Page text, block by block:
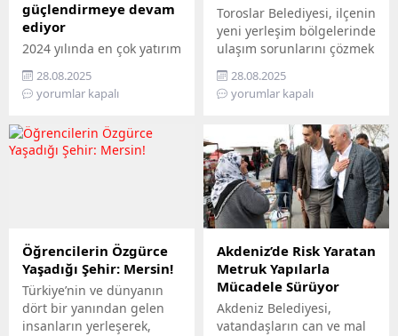
Engelli Şefliği, belli
periyotlarla ev ziyaretleri
gerçekleştiriyor....
Bilimi, hayatın her
alanında yaygınlaştırmayı
amaçlayan...
güçlendirmeye devam
ediyor
2024 yılında en çok yatırım
şirketinden biri olan
Toroslar EDAŞ, 2025 yılının
stratejik liman
kentlerinden biri
uygun biçimde yenilerken,
geleceğin artan
taleplerine de hazır hâle
getiriyor Türkiye’nin enerji
dönüşümüne öncülük...
28.08.2025
yorumlar kapalı
Toroslar Belediyesi, ilçenin
yeni yerleşim bölgelerinde
ulaşım sorunlarını çözmek
kaplama asfalt
çalışmalarıyla
kolaylaştırıyor. Belediye,
sathi kaplama asfalt
çalışmaları kapsamında
bugüne kadar 10 bin
metrekare yolun yapımını
tamamladı. Toroslar
Belediye Başkanı
Abdurrahman Yıldız,
Arpaçsakarlar
Mahallesi’nde devam
eden çalışmaları yerinde
28.08.2025
yorumlar kapalı
Öğrencilerin Özgürce
Yaşadığı Şehir: Mersin!
Türkiye’nin ve dünyanın
dört bir yanından gelen
insanların yerleşerek,
Akdeniz’de Risk Yaratan
Metruk Yapılarla
Mücadele Sürüyor
Akdeniz Belediyesi,
vatandaşların can ve mal